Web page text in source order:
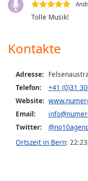
subtitles
Audio
in-
modal
Tolle Musik!
Kontakte
Adresse:
Telefon:
+41 (0)31
Website:
Email:
Twitter:
Ortszeit in Bern: 22:23